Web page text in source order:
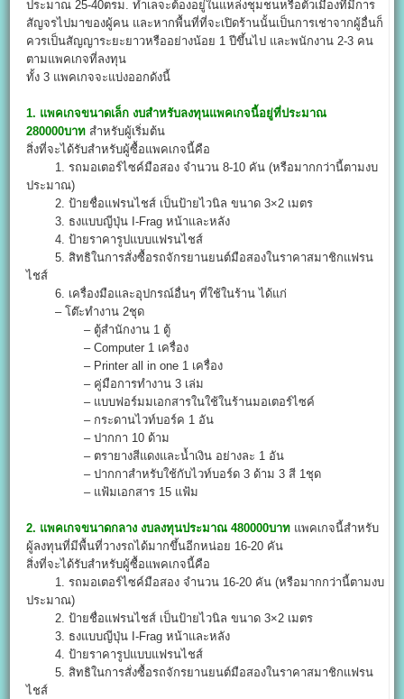
ประมาณ 25-40ตรม. ทำเลจะต้องอยู่ในแหล่งชุมชนหรือตัวเมืองที่มีการ
สัญจรไปมาของผู้คน และหากพื้นที่ที่จะเปิดร้านนั้นเป็นการเช่าจากผู้อื่นก็
ควรเป็นสัญญาระยะยาวหรืออย่างน้อย 1 ปีขึ้นไป และพนักงาน 2-3 คน
ตามแพคเกจที่ลงทุน
ทั้ง 3 แพคเกจจะแบ่งออกดังนี้
1. แพคเกจขนาดเล็ก งบสำหรับลงทุนแพคเกจนี้อยู่ที่ประมาณ
280000บาท สำหรับผู้เริ่มต้น
สิ่งที่จะได้รับสำหรับผู้ซื้อแพคเกจนี้คือ
1. รถมอเตอร์ไซค์มือสอง จำนวน 8-10 คัน (หรือมากกว่านี้ตามงบ
ประมาณ)
2. ป้ายชื่อแฟรนไชส์ เป็นป้ายไวนิล ขนาด 3×2 เมตร
3. ธงแบบญีปุ่น I-Frag หน้าและหลัง
4. ป้ายราคารูปแบบแฟรนไชส์
5. สิทธิในการสั่งซื้อรถจักรยานยนต์มือสองในราคาสมาชิกแฟรน
ไชส์
6. เครื่องมือและอุปกรณ์อื่นๆ ที่ใช้ในร้าน ได้แก่
– โต๊ะทำงาน 2ชุด
– ตู้สำนักงาน 1 ตู้
– Computer 1 เครื่อง
– Printer all in one 1 เครื่อง
– คู่มือการทำงาน 3 เล่ม
– แบบฟอร์มมเอกสารในใช้ในร้านมอเตอร์ไซค์
– กระดานไวท์บอร์ค 1 อัน
– ปากกา 10 ด้าม
– ตรายางสีแดงและน้ำเงิน อย่างละ 1 อัน
– ปากกาสำหรับใช้กับไวท์บอร์ด 3 ด้าม 3 สี 1ชุด
– แฟ้มเอกสาร 15 แฟ้ม
2. แพคเกจขนาดกลาง งบลงทุนประมาณ 480000บาท แพคเกจนี้สำหรับ
ผู้ลงทุนที่มีพื้นที่วางรถได้มากขึ้นอีกหน่อย 16-20 คัน
สิ่งที่จะได้รับสำหรับผู้ซื้อแพคเกจนี้คือ
1. รถมอเตอร์ไซค์มือสอง จำนวน 16-20 คัน (หรือมากกว่านี้ตามงบ
ประมาณ)
2. ป้ายชื่อแฟรนไชส์ เป็นป้ายไวนิล ขนาด 3×2 เมตร
3. ธงแบบญีปุ่น I-Frag หน้าและหลัง
4. ป้ายราคารูปแบบแฟรนไชส์
5. สิทธิในการสั่งซื้อรถจักรยานยนต์มือสองในราคาสมาชิกแฟรน
ไชส์